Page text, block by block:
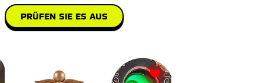
PRÜFEN SIE ES AUS